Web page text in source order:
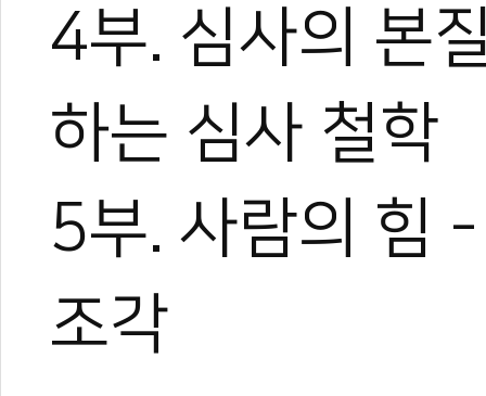
4부. 심사의 본
하는 심사 철학
5부. 사람의 힘
조각